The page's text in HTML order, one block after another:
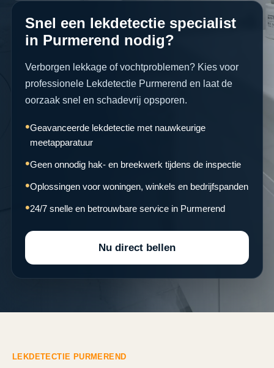
Snel een lekdetectie specialist
in Purmerend nodig?
Verborgen lekkage of vochtproblemen? Kies voor
professionele Lekdetectie Purmerend en laat de
oorzaak snel en schadevrij opsporen.
Geavanceerde lekdetectie met nauwkeurige
meetapparatuur
Geen onnodig hak- en breekwerk tijdens de inspectie
Oplossingen voor woningen, winkels en bedrijfspanden
24/7 snelle en betrouwbare service in Purmerend
Nu direct bellen
LEKDETECTIE PURMEREND